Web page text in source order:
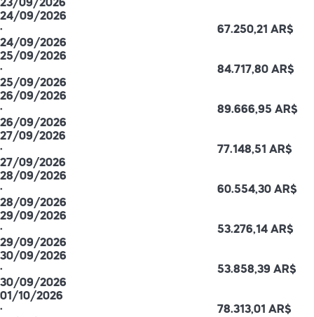
23/09/2026
24/09/2026
·
24/09/2026
67.250,21 AR$
25/09/2026
·
25/09/2026
84.717,80 AR$
26/09/2026
·
26/09/2026
89.666,95 AR$
27/09/2026
·
27/09/2026
77.148,51 AR$
28/09/2026
·
28/09/2026
60.554,30 AR$
29/09/2026
·
29/09/2026
53.276,14 AR$
30/09/2026
·
30/09/2026
53.858,39 AR$
01/10/2026
·
78.313,01 AR$